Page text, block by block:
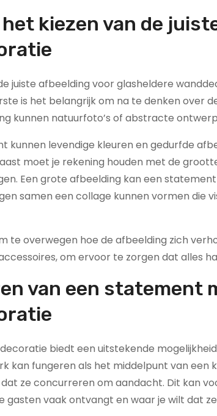
kiezen van de
juiste afbeelding voor glasheldere
is het belangrijk om na te denken over
kunnen natuurfoto’s of abstracte
kunnen levendige kleuren en gedurfde
moet je rekening houden met de
Een grote afbeelding kan een
samen een collage kunnen vormen die
te overwegen hoe de afbeelding zich
om ervoor te zorgen dat alles
van een statement
biedt een uitstekende
kan fungeren als het middelpunt van
ze concurreren om aandacht. Dit kan
gasten vaak ontvangt en waar je wilt dat